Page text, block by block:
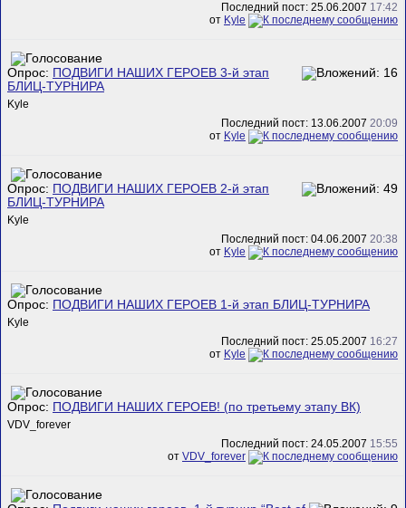
Последний пост: 25.06.2007 17:42
от Kyle
Опрос: ПОДВИГИ НАШИХ ГЕРОЕВ 3-й этап
БЛИЦ-ТУРНИРА
Kyle
Последний пост: 13.06.2007 20:09
от Kyle
Опрос: ПОДВИГИ НАШИХ ГЕРОЕВ 2-й этап
БЛИЦ-ТУРНИРА
Kyle
Последний пост: 04.06.2007 20:38
от Kyle
Опрос: ПОДВИГИ НАШИХ ГЕРОЕВ 1-й этап БЛИЦ-ТУРНИРА
Kyle
Последний пост: 25.05.2007 16:27
от Kyle
Опрос: ПОДВИГИ НАШИХ ГЕРОЕВ! (по третьему этапу ВК)
VDV_forever
Последний пост: 24.05.2007 15:55
от VDV_forever